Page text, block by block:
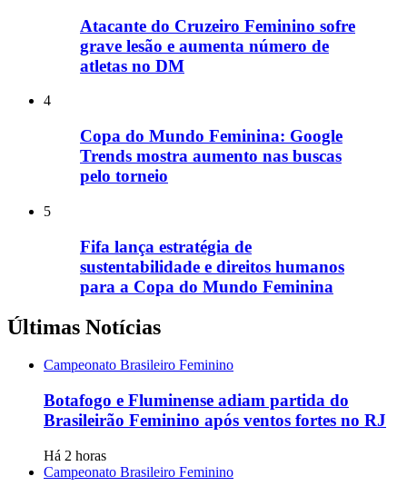
Atacante do Cruzeiro Feminino sofre
grave lesão e aumenta número de
atletas no DM
4
Copa do Mundo Feminina: Google
Trends mostra aumento nas buscas
pelo torneio
5
Fifa lança estratégia de
sustentabilidade e direitos humanos
para a Copa do Mundo Feminina
Últimas Notícias
Campeonato Brasileiro Feminino
Botafogo e Fluminense adiam partida do
Brasileirão Feminino após ventos fortes no RJ
Há 2 horas
Campeonato Brasileiro Feminino